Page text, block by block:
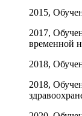
2015,
2017,
временной
2018,
2018,